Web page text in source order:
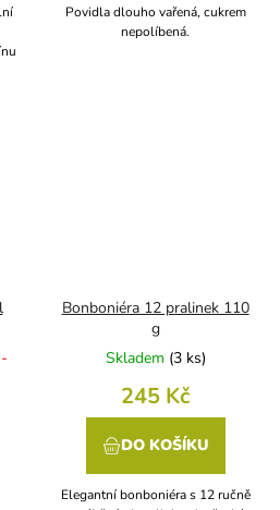
Povidla dlouho vařená, cukrem
nepolíbená.
Bonboniéra 12 pralinek 110
g
Skladem (3 ks)
245 Kč
DO KOŠÍKU
Elegantní bonboniéra s 12 ručně